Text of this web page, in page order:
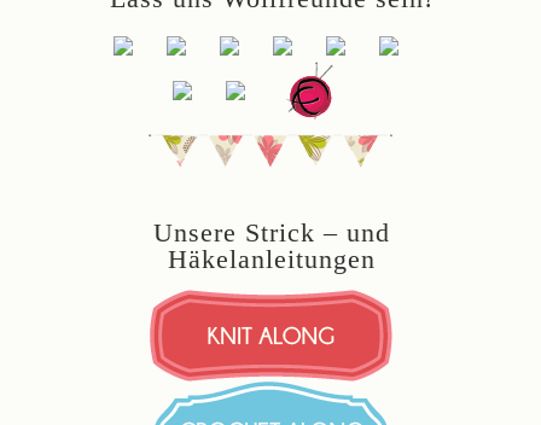
Unsere Strick – und
Häkelanleitungen